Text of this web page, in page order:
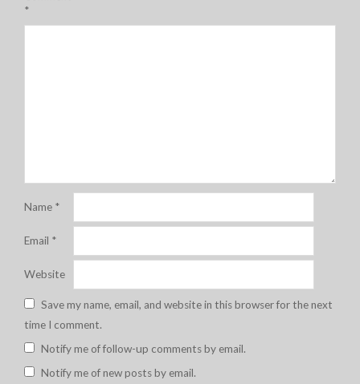
*
Name *
Email *
Website
Save my name, email, and website in this browser for the next
time I comment.
Notify me of follow-up comments by email.
Notify me of new posts by email.